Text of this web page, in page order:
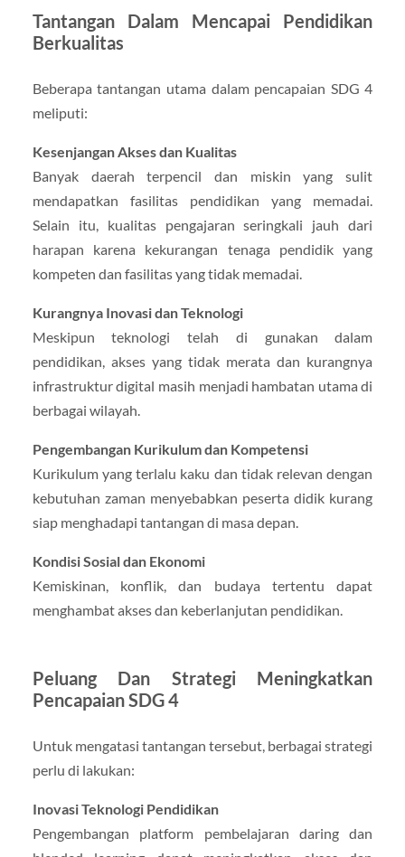
Tantangan Dalam Mencapai Pendidikan
Berkualitas
Beberapa tantangan utama dalam pencapaian SDG 4
meliputi:
Kesenjangan Akses dan Kualitas
Banyak daerah terpencil dan miskin yang sulit
mendapatkan fasilitas pendidikan yang memadai.
Selain itu, kualitas pengajaran seringkali jauh dari
harapan karena kekurangan tenaga pendidik yang
kompeten dan fasilitas yang tidak memadai.
Kurangnya Inovasi dan Teknologi
Meskipun teknologi telah di gunakan dalam
pendidikan, akses yang tidak merata dan kurangnya
infrastruktur digital masih menjadi hambatan utama di
berbagai wilayah.
Pengembangan Kurikulum dan Kompetensi
Kurikulum yang terlalu kaku dan tidak relevan dengan
kebutuhan zaman menyebabkan peserta didik kurang
siap menghadapi tantangan di masa depan.
Kondisi Sosial dan Ekonomi
Kemiskinan, konflik, dan budaya tertentu dapat
menghambat akses dan keberlanjutan pendidikan.
Peluang Dan Strategi Meningkatkan
Pencapaian SDG 4
Untuk mengatasi tantangan tersebut, berbagai strategi
perlu di lakukan:
Inovasi Teknologi Pendidikan
Pengembangan platform pembelajaran daring dan